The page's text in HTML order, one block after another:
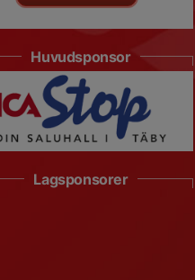
Huvudsponsor
Lagsponsorer